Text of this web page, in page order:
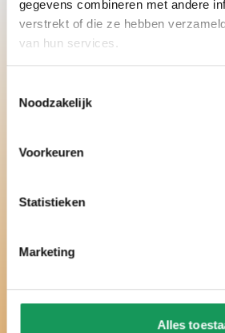
gegevens combineren met andere
verstrekt of die ze hebben
van hun services.
Noodzakelijk
Voorkeuren
Statistieken
Marketing
Alles